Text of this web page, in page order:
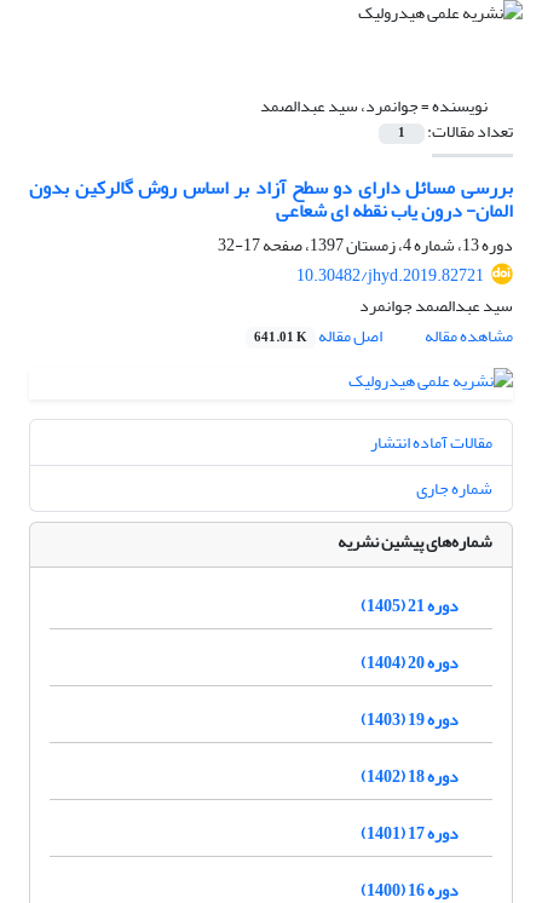
نویسنده =جوانمرد، سید عبدالصمد
تعداد مقالات: 1
بررسی مسائل دارای دو سطح آزاد بر اساس روش گالرکین بدون
المان- درون یاب نقطه ای شعاعی
دوره 13، شماره 4، زمستان 1397، صفحه
17-32
10.30482/jhyd.2019.82721
سید عبدالصمد جوانمرد
مشاهده مقاله
اصل مقاله 641.01 K
مقالات آماده انتشار
شماره جاری
شماره‌های پیشین نشریه
دوره 21 (1405)
دوره 20 (1404)
دوره 19 (1403)
دوره 18 (1402)
دوره 17 (1401)
دوره 16 (1400)